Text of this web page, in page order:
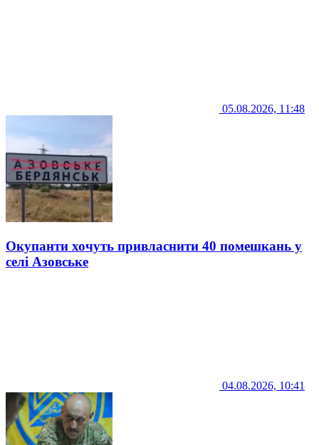
05.08.2026, 11:48
Окупанти хочуть привласнити 40 помешкань у
селі Азовське
04.08.2026, 10:41